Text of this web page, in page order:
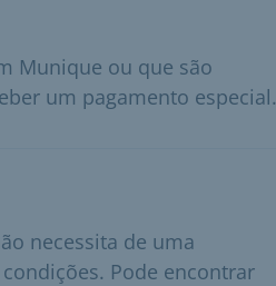
Munique ou que são
um pagamento especial.
necessita de uma
Pode encontrar